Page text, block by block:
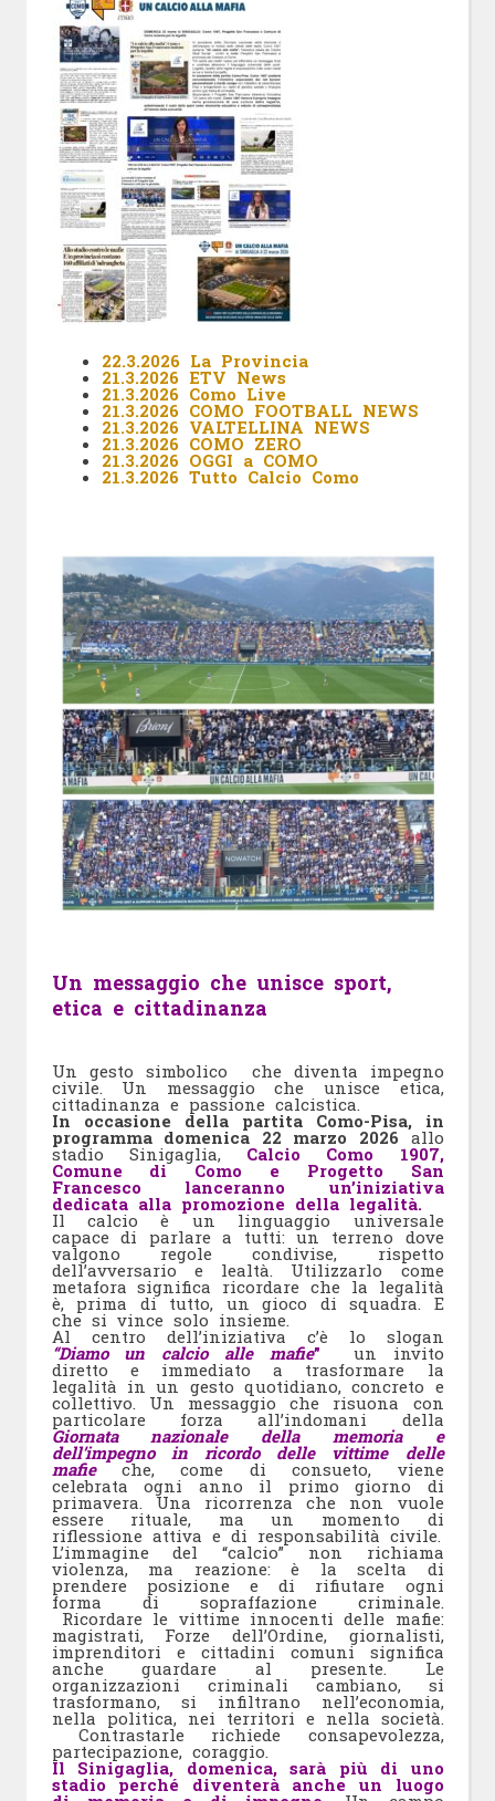
22.3.2026 La Provincia
21.3.2026 ETV News
21.3.2026 Como Live
21.3.2026 COMO FOOTBALL NEWS
21.3.2026 VALTELLINA NEWS
21.3.2026 COMO ZERO
21.3.2026 OGGI a COMO
21.3.2026 Tutto Calcio Como
Un messaggio che unisce sport,
etica e cittadinanza
Un gesto simbolico che diventa impegno
civile. Un messaggio che unisce etica,
cittadinanza e passione calcistica.
In occasione della partita Como-Pisa, in
programma domenica 22 marzo 2026 allo
stadio Sinigaglia, Calcio Como 1907,
Comune di Como e Progetto San
Francesco lanceranno un’iniziativa
dedicata alla promozione della legalità.
Il calcio è un linguaggio universale
capace di parlare a tutti: un terreno dove
valgono regole condivise, rispetto
dell’avversario e lealtà. Utilizzarlo come
metafora significa ricordare che la legalità
è, prima di tutto, un gioco di squadra. E
che si vince solo insieme.
Al centro dell’iniziativa c’è lo slogan
“Diamo un calcio alle mafie” un invito
diretto e immediato a trasformare la
legalità in un gesto quotidiano, concreto e
collettivo. Un messaggio che risuona con
particolare forza all’indomani della
Giornata nazionale della memoria e
dell’impegno in ricordo delle vittime delle
mafieche, come di consueto, viene
celebrata ogni anno il primo giorno di
primavera. Una ricorrenza che non vuole
essere rituale, ma un momento di
riflessione attiva e di responsabilità civile.
L’immagine del “calcio” non richiama
violenza, ma reazione: è la scelta di
prendere posizione e di rifiutare ogni
forma di sopraffazione criminale.
Ricordare le vittime innocenti delle mafie:
magistrati, Forze dell’Ordine, giornalisti,
imprenditori e cittadini comuni significa
anche guardare al presente. Le
organizzazioni criminali cambiano, si
trasformano, si infiltrano nell’economia,
nella politica, nei territori e nella società.
Contrastarle richiede consapevolezza,
partecipazione, coraggio.
Il Sinigaglia, domenica, sarà più di uno
stadio perché diventerà anche un luogo